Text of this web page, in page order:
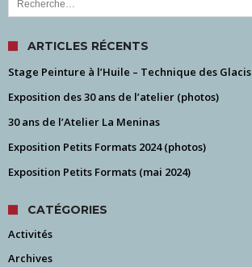
ARTICLES RÉCENTS
Stage Peinture à l’Huile – Technique des Glacis
Exposition des 30 ans de l’atelier (photos)
30 ans de l’Atelier La Meninas
Exposition Petits Formats 2024 (photos)
Exposition Petits Formats (mai 2024)
CATÉGORIES
Activités
Archives